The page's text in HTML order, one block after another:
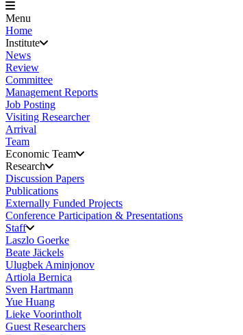
Menu
Home
Institute
News
Review
Committee
Management Reports
Job Posting
Visiting Researcher
Arrival
Team
Economic Team
Research
Discussion Papers
Publications
Externally Funded Projects
Conference Participation & Presentations
Staff
Laszlo Goerke
Beate Jäckels
Ulugbek Aminjonov
Artiola Bernica
Sven Hartmann
Yue Huang
Lieke Voorintholt
Guest Researchers